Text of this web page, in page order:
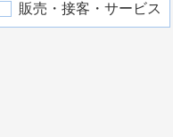
販売・接客・サービス